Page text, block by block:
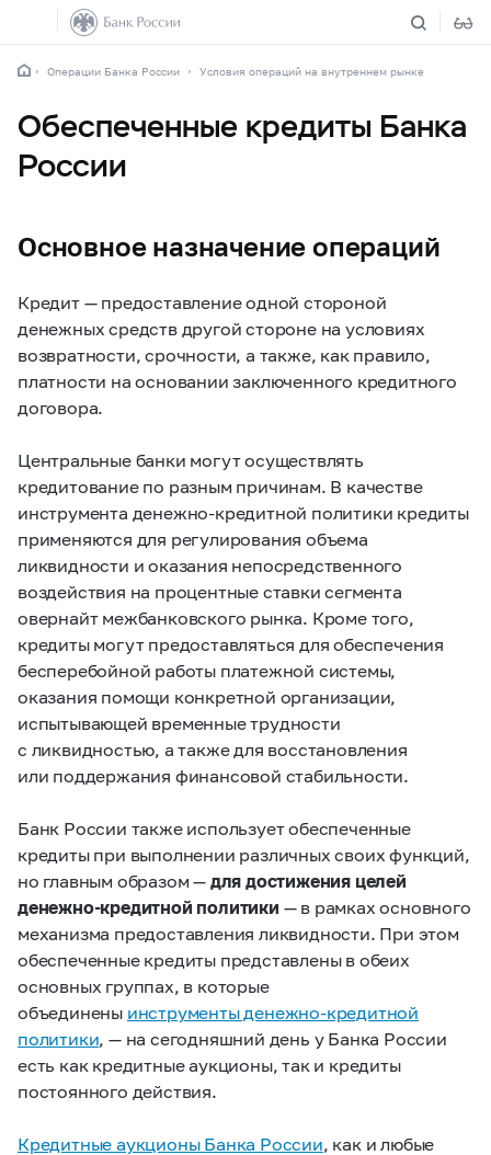
Операции Банка России Условия операций на внутреннем рынке
Обеспеченные кредиты Банка
России
Основное назначение операций
Кредит — предоставление одной стороной
денежных средств другой стороне на условиях
возвратности, срочности, а также, как правило,
платности на основании заключенного кредитного
договора.
Центральные банки могут осуществлять
кредитование по разным причинам. В качестве
инструмента денежно-кредитной политики кредиты
применяются для регулирования объема
ликвидности и оказания непосредственного
воздействия на процентные ставки сегмента
овернайт межбанковского рынка. Кроме того,
кредиты могут предоставляться для обеспечения
бесперебойной работы платежной системы,
оказания помощи конкретной организации,
испытывающей временные трудности
с ликвидностью, а также для восстановления
или поддержания финансовой стабильности.
Банк России также использует обеспеченные
кредиты при выполнении различных своих функций,
но главным образом — для достижения целей
денежно-кредитной политики — в рамках основного
механизма предоставления ликвидности. При этом
обеспеченные кредиты представлены в обеих
основных группах, в которые
объединены инструменты денежно-кредитной
политики, — на сегодняшний день у Банка России
есть как кредитные аукционы, так и кредиты
постоянного действия.
Кредитные аукционы Банка России, как и любые